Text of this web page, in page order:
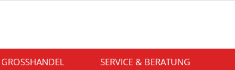
GROSSHANDEL SERVICE & BERATUNG